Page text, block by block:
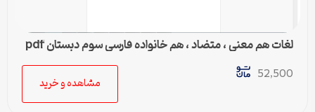
لغات هم معنی ، متضاد ، هم خانواده فارسی سوم دبستان pdf
52,500
مشاهده و خرید